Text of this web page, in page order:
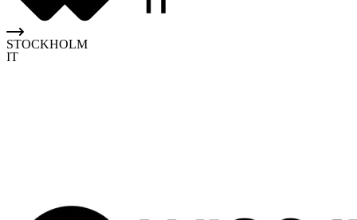
STOCKHOLM
IT